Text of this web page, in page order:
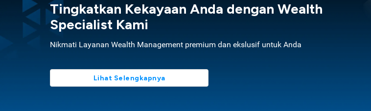
Tingkatkan Kekayaan Anda dengan Wealth
Specialist Kami
Nikmati Layanan Wealth Management premium dan ekslusif untuk Anda
Lihat Selengkapnya